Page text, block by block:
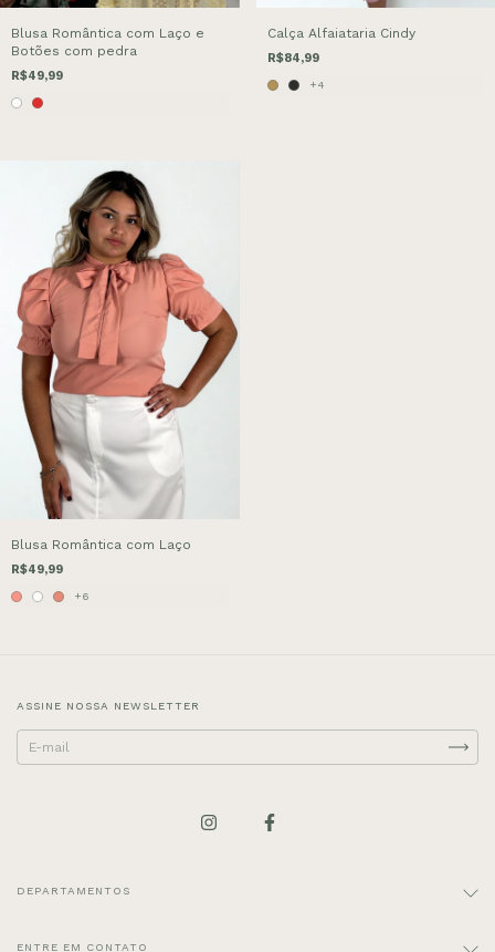
Blusa Romântica com Laço e
Botões com pedra
R$49,99
Calça Alfaiataria Cindy
R$84,99
+4
Blusa Romântica com Laço
R$49,99
+6
ASSINE NOSSA NEWSLETTER
DEPARTAMENTOS
ENTRE EM CONTATO